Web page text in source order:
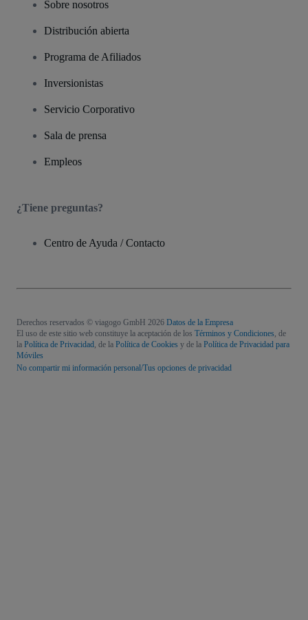
Sobre nosotros
Distribución abierta
Programa de Afiliados
Inversionistas
Servicio Corporativo
Sala de prensa
Empleos
¿Tiene preguntas?
Centro de Ayuda / Contacto
Derechos reservados © viagogo GmbH 2026 Datos de la Empresa
El uso de este sitio web constituye la aceptación de los Términos y Condiciones , de
la Política de Privacidad , de la Política de Cookies y de la Política de Privacidad para
Móviles
No compartir mi información personal/Tus opciones de privacidad